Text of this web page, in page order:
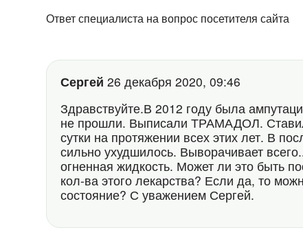
Ответ специалиста на вопрос посетителя сайта
Сергей 26 декабря 2020, 09:46
Здравствуйте.В 2012 году была
не прошли. Выписали ТРАМАДОЛ.
сутки на протяжении всех этих лет. В
сильно ухудшилось. Выворачивает
огненная жидкость. Может ли это быть
кол-ва этого лекарства? Если да, то
состояние? С уважением Сергей.